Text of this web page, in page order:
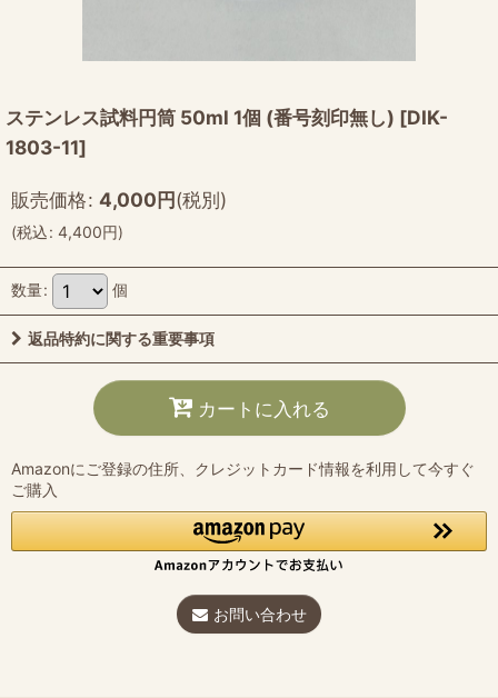
ステンレス試料円筒 50ml 1個 (番号刻印無し) [DIK-
1803-11]
販売価格: 4,000円(税別)
(税込: 4,400円)
数量: 個
返品特約に関する重要事項
カートに入れる
Amazonにご登録の住所、クレジットカード情報を利用して今すぐ
ご購入
お問い合わせ